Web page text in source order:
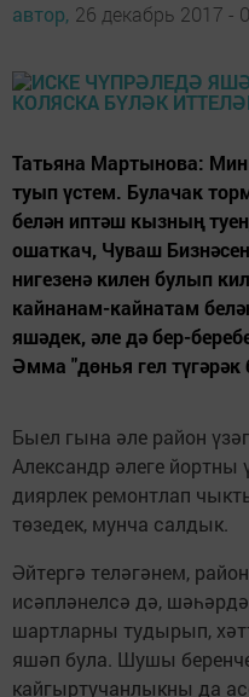
автор, 26 декабрь 2017 -
Татьяна Мартынова: Мин
туып үстем. Булачак
белән иптәш кызның
ошаткач, Чуваш
нигезенә килен булып
кайнанам-кайнатам
яшәдек, әле дә бер-
Әмма "дөнья гел
Быел гына әле район
Александр әлеге йортны
диярлек ремонтлап
төзедек, мунча салдык.
Әйтергә теләгәнем,
исәпләнелсә дә,
шартларны тудырып,
яшәп була. Шушы
кайгыртучанлыкны да